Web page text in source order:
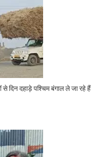
से दिन दहाड़े पश्चिम बंगाल ले जा रहे हैं